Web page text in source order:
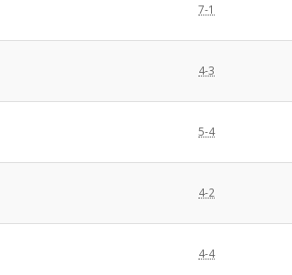
7-1
4-3
5-4
4-2
4-4